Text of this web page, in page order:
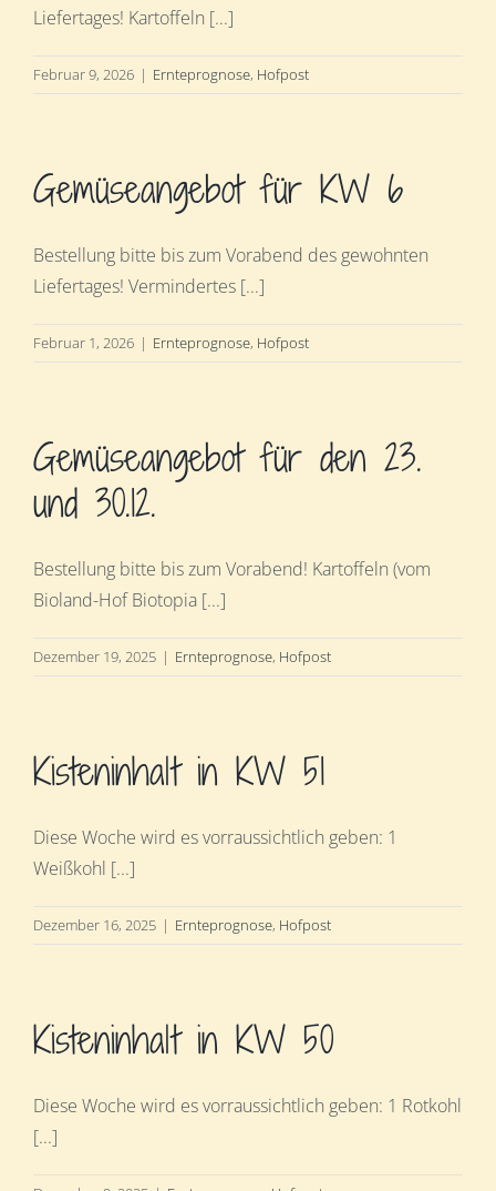
Liefertages! Kartoffeln [...]
Februar 9, 2026 | Ernteprognose, Hofpost
Gemüseangebot für KW 6
Bestellung bitte bis zum Vorabend des gewohnten
Liefertages! Vermindertes [...]
Februar 1, 2026 | Ernteprognose, Hofpost
Gemüseangebot für den 23.
und 30.12.
Bestellung bitte bis zum Vorabend! Kartoffeln (vom
Bioland-Hof Biotopia [...]
Dezember 19, 2025 | Ernteprognose, Hofpost
Kisteninhalt in KW 51
Diese Woche wird es vorraussichtlich geben: 1
Weißkohl [...]
Dezember 16, 2025 | Ernteprognose, Hofpost
Kisteninhalt in KW 50
Diese Woche wird es vorraussichtlich geben: 1 Rotkohl
[...]